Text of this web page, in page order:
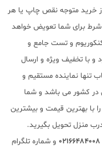
خرید متوجه نقص چاپ یا هر
شرط برای شما تعویض خواهد
و تست جامع و
و با تخفیف ویژه و ارسال
تنها نماینده مستقیم و
در کشور می باشد و شما
را با بهترین قیمت و بیشترین
منزل تحویل بگیرید.
و شماره تلگرام